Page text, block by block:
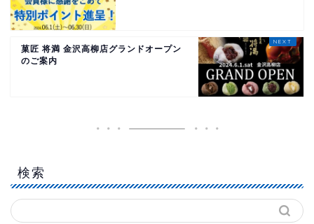
菓匠 将満 金沢高柳店グランドオープン
のご案内
検索